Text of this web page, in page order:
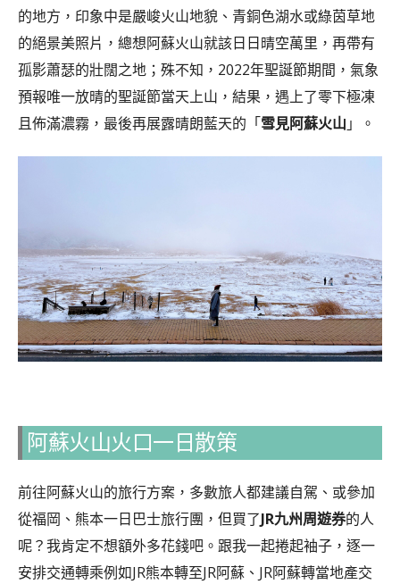
的地方，印象中是嚴峻火山地貌、青銅色湖水或綠茵草地
的絕景美照片，總想阿蘇火山就該日日晴空萬里，再帶有
孤影蕭瑟的壯闊之地；殊不知，2022年聖誕節期間，氣象
預報唯一放晴的聖誕節當天上山，結果，遇上了零下極凍
且佈滿濃霧，最後再展露晴朗藍天的「雪見阿蘇火山 」。
阿蘇火山火口一日散策
前往阿蘇火山的旅行方案，多數旅人都建議自駕、或參加
從福岡、熊本一日巴士旅行團，但買了JR九州周遊券的人
呢？我肯定不想額外多花錢吧。跟我一起捲起袖子，逐一
安排交通轉乘例如JR熊本轉至JR阿蘇、JR阿蘇轉當地產交